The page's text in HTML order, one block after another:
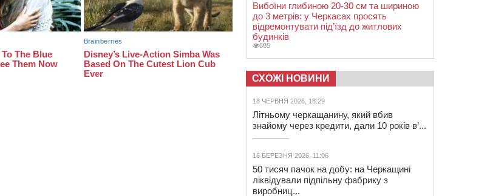
Вибоїни глибиною 20-30 см та шириною
до 3 метрів: у Черкасах просять
відремонтувати під’їзд до житлових
будинків
885
СХОЖІ НОВИНИ
18 ЧЕРВНЯ 2026, 18:29
Літньому черкащанину, який вбив
знайому через кредити, дали 10 років в’...
16 БЕРЕЗНЯ 2026, 11:06
50 тисяч пачок на добу: на Черкащині
ліквідували підпільну фабрику з
виробниц...